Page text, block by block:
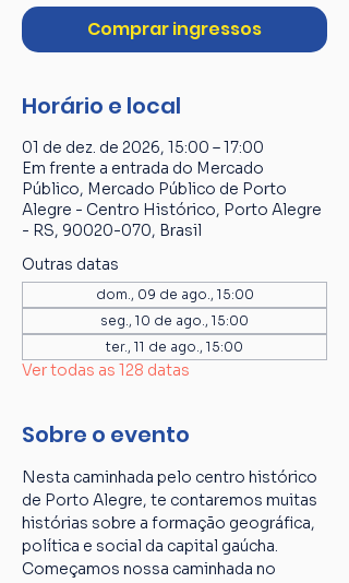
Comprar ingressos
Horário e local
01 de dez. de 2026, 15:00 – 17:00
Em frente a entrada do Mercado
Público, Mercado Público de Porto
Alegre - Centro Histórico, Porto Alegre
- RS, 90020-070, Brasil
Outras datas
dom., 09 de ago., 15:00
seg., 10 de ago., 15:00
ter., 11 de ago., 15:00
Ver todas as 128 datas
Sobre o evento
Nesta caminhada pelo centro histórico
de Porto Alegre, te contaremos muitas
histórias sobre a formação geográfica,
política e social da capital gaúcha.
Começamos nossa caminhada no